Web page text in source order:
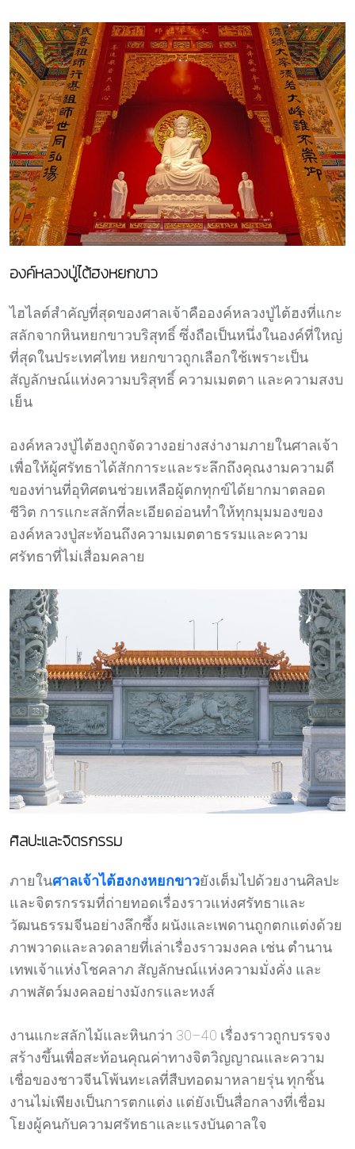
องค์หลวงปู่ไต้ฮงหยกขาว
ไฮไลต์สำคัญที่สุดของศาลเจ้าคือองค์หลวงปู่ไต้ฮงที่แกะ
สลักจากหินหยกขาวบริสุทธิ์ ซึ่งถือเป็นหนึ่งในองค์ที่ใหญ่
ที่สุดในประเทศไทย หยกขาวถูกเลือกใช้เพราะเป็น
สัญลักษณ์แห่งความบริสุทธิ์ ความเมตตา และความสงบ
เย็น
องค์หลวงปู่ไต้ฮงถูกจัดวางอย่างสง่างามภายในศาลเจ้า
เพื่อให้ผู้ศรัทธาได้สักการะและระลึกถึงคุณงามความดี
ของท่านที่อุทิศตนช่วยเหลือผู้ตกทุกข์ได้ยากมาตลอด
ชีวิต การแกะสลักที่ละเอียดอ่อนทำให้ทุกมุมมองของ
องค์หลวงปู่สะท้อนถึงความเมตตาธรรมและความ
ศรัทธาที่ไม่เสื่อมคลาย
ศิลปะและจิตรกรรม
ภายในศาลเจ้าไต้ฮงกงหยกขาวยังเต็มไปด้วยงานศิลปะ
และจิตรกรรมที่ถ่ายทอดเรื่องราวแห่งศรัทธาและ
วัฒนธรรมจีนอย่างลึกซึ้ง ผนังและเพดานถูกตกแต่งด้วย
ภาพวาดและลวดลายที่เล่าเรื่องราวมงคล เช่น ตำนาน
เทพเจ้าแห่งโชคลาภ สัญลักษณ์แห่งความมั่งคั่ง และ
ภาพสัตว์มงคลอย่างมังกรและหงส์
งานแกะสลักไม้และหินกว่า 30–40 เรื่องราวถูกบรรจง
สร้างขึ้นเพื่อสะท้อนคุณค่าทางจิตวิญญาณและความ
เชื่อของชาวจีนโพ้นทะเลที่สืบทอดมาหลายรุ่น ทุกชิ้น
งานไม่เพียงเป็นการตกแต่ง แต่ยังเป็นสื่อกลางที่เชื่อม
โยงผู้คนกับความศรัทธาและแรงบันดาลใจ